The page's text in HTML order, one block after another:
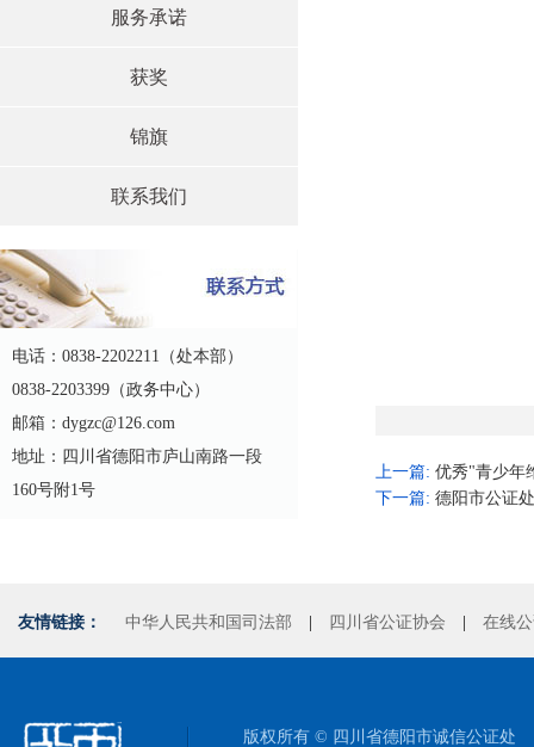
服务承诺
获奖
锦旗
联系我们
电话：0838-2202211（处本部）
0838-2203399（政务中心）
邮箱：dygzc@126.com
地址：四川省德阳市庐山南路一段
160号附1号
上一篇: 优秀"青少年
下一篇: 德阳市公证
友情链接： 中华人民共和国司法部 四川省公证协会 在线
版权所有 © 四川省德阳市诚信公证处